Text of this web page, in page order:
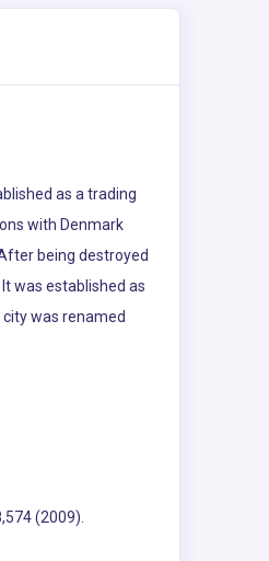
as a trading
with Denmark
being destroyed
was established as
was renamed
(2009).